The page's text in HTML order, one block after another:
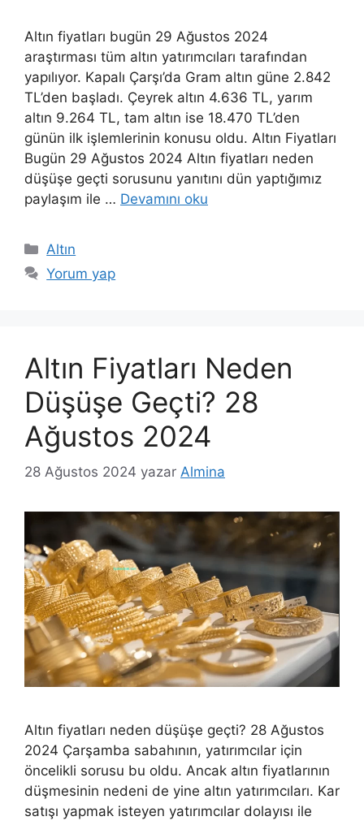
Altın fiyatları bugün 29 Ağustos 2024
araştırması tüm altın yatırımcıları tarafından
yapılıyor. Kapalı Çarşı’da Gram altın güne 2.842
TL’den başladı. Çeyrek altın 4.636 TL, yarım
altın 9.264 TL, tam altın ise 18.470 TL’den
günün ilk işlemlerinin konusu oldu. Altın Fiyatları
Bugün 29 Ağustos 2024 Altın fiyatları neden
düşüşe geçti sorusunu yanıtını dün yaptığımız
paylaşım ile … Devamını oku
Kategoriler
Altın
Yorum yap
Altın Fiyatları Neden
Düşüşe Geçti? 28
Ağustos 2024
28 Ağustos 2024 yazar Almina
Altın fiyatları neden düşüşe geçti? 28 Ağustos
2024 Çarşamba sabahının, yatırımcılar için
öncelikli sorusu bu oldu. Ancak altın fiyatlarının
düşmesinin nedeni de yine altın yatırımcıları. Kar
satışı yapmak isteyen yatırımcılar dolayısı ile